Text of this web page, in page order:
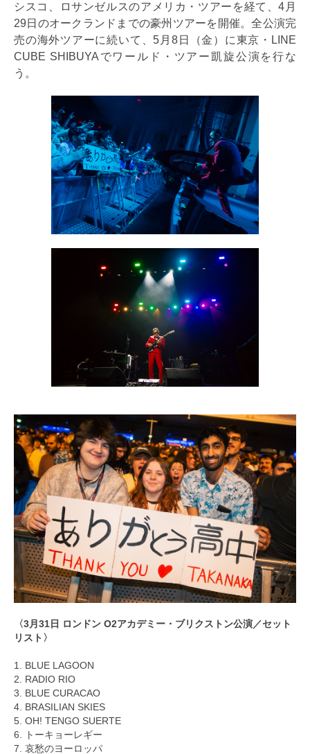
シスコ、ロサンゼルスのアメリカ・ツアーを経て、4月
29日のオークランドまでの豪州ツアーを開催。全公演完
売の海外ツアーに続いて、5月8日（金）に東京・LINE
CUBE SHIBUYAでワールド・ツアー凱旋公演を行な
う。
〈3月31日 ロンドン O2アカデミー・ブリクストン公演／セット
リスト〉
1. BLUE LAGOON
2. RADIO RIO
3. BLUE CURACAO
4. BRASILIAN SKIES
5. OH! TENGO SUERTE
6. トーキョーレギー
7. 哀愁のヨーロッパ